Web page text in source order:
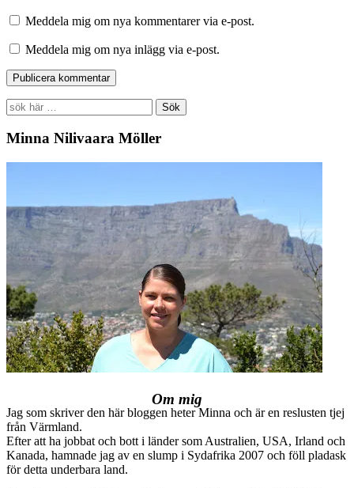
Meddela mig om nya kommentarer via e-post.
Meddela mig om nya inlägg via e-post.
Search
for:
Minna Nilivaara Möller
Om mig
Jag som skriver den här bloggen heter Minna och är en reslusten tjej
från Värmland.
Efter att ha jobbat och bott i länder som Australien, USA, Irland och
Kanada, hamnade jag av en slump i Sydafrika 2007 och föll pladask
för detta underbara land.